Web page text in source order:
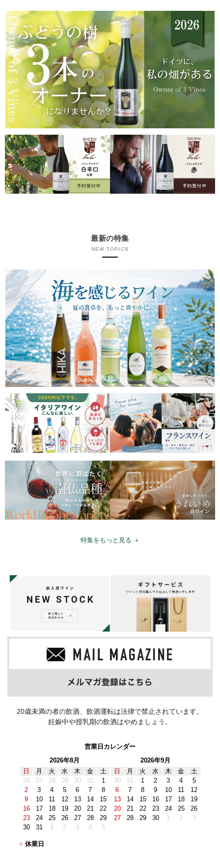
最新の特集
NEW TOPICS
特集をもっと見る ＋
20歳未満の者の飲酒、飲酒運転は法律で禁止されています。
妊娠中や授乳期の飲酒はやめましょう。
営業日カレンダー
2026年8月
日
月 火 水 木 金
土
26
27 28 29 30 31
1
2
3 4 5 6 7
8
9
10 11 12 13 14
15
16
17 18 19 20 21
22
23
24 25 26 27 28
29
30
31 1 2 3 4 5
2026年9月
日
月 火 水 木 金
土
30
31 1 2 3 4
5
6
7 8 9 10 11
12
13
14 15 16 17 18
19
20
21 22 23 24 25
26
27
28 29 30 1 2 3
■ 休業日